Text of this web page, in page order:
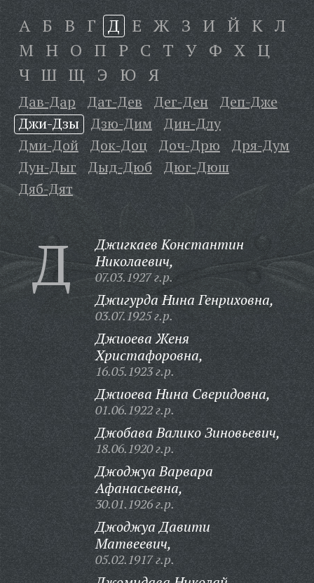
А Б В Г Д Е Ж З И Й К Л
М Н О П Р С Т У Ф Х Ц
Ч Ш Щ Э Ю Я
Дав-Дар Дат-Дев Дег-Ден
Деп-Дже
Джи-Дзы
Дзю-Дим
Дин-Длу
Дми-Дой
Док-Доц Доч-Дрю
Дря-Дум
Дун-Дыг
Дыд-Дюб
Дюг-Дюш
Дяб-Дят
Д
Джигкаев Константин
Николаевич,
07.03.1927 г.р.
Джигурда Нина Генриховна,
03.07.1925 г.р.
Джиоева Женя
Христафоровна,
16.05.1923 г.р.
Джиоева Нина Сверидовна,
01.06.1922 г.р.
Джобава Валико Зиновьевич,
18.06.1920 г.р.
Джоджуа Варвара
Афанасьевна,
30.01.1926 г.р.
Джоджуа Давити
Матвеевич,
05.02.1917 г.р.